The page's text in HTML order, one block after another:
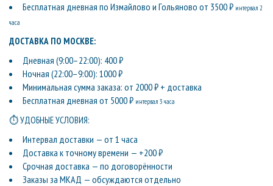
Бесплатная дневная по Измайлово и Гольяново от 3500 ₽ интервал 2
часа
ДОСТАВКА ПО МОСКВЕ:
Дневная (9:00–22:00): 400 ₽
Ночная (22:00–9:00): 1000 ₽
Минимальная сумма заказа: от 2000 ₽ + доставка
Бесплатная дневная от 5000 ₽ интервал 3 часа
⏱ УДОБНЫЕ УСЛОВИЯ:
Интервал доставки — от 1 часа
Доставка к точному времени — +200 ₽
Срочная доставка — по договорённости
Заказы за МКАД — обсуждаются отдельно